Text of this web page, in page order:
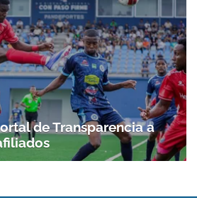
de Transparencia a